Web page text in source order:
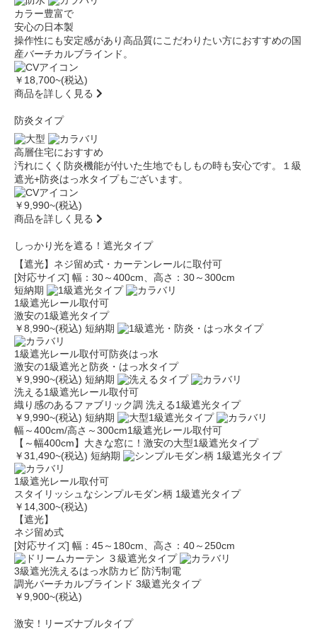
カラー豊富で
安心の日本製
操作性にも安定感があり高品質にこだわりたい方におすすめの国
産バーチカルブラインド。
￥18,700~(税込)
商品を詳しく見る
防炎タイプ
高層住宅におすすめ
汚れにくく防炎機能が付いた生地でもしもの時も安心です。１級
遮光+防炎はっ水タイプもございます。
￥9,990~(税込)
商品を詳しく見る
しっかり光を遮る！遮光タイプ
【遮光】ネジ留め式・カーテンレールに取付可
[対応サイズ] 幅：30～400cm、高さ：30～300cm
短納期
1級遮光レール取付可
激安の1級遮光タイプ
￥8,990~(税込) 短納期
1級遮光レール取付可防炎はっ水
激安の1級遮光と防炎・はっ水タイプ
￥9,990~(税込) 短納期
洗える1級遮光レール取付可
織り感のあるファブリック調 洗える1級遮光タイプ
￥9,990~(税込) 短納期
幅～400cm/高さ～300cm1級遮光レール取付可
【～幅400cm】大きな窓に！激安の大型1級遮光タイプ
￥31,490~(税込) 短納期
1級遮光レール取付可
スタイリッシュなシンプルモダン柄 1級遮光タイプ
￥14,300~(税込)
【遮光】
ネジ留め式
[対応サイズ] 幅：45～180cm、高さ：40～250cm
3級遮光洗えるはっ水防カビ 防汚制電
調光バーチカルブラインド 3級遮光タイプ
￥9,900~(税込)
激安！リーズナブルタイプ